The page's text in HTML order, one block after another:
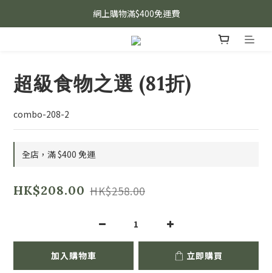
網上購物滿$400免運費
超級食物之選 (81折)
combo-208-2
全店，滿 $400 免運
HK$208.00 HK$258.00
加入購物車 立即購買